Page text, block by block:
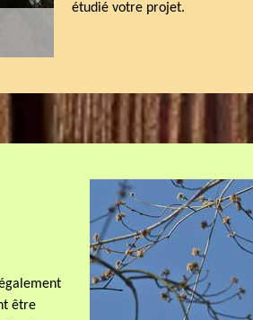
étudié votre projet.
être